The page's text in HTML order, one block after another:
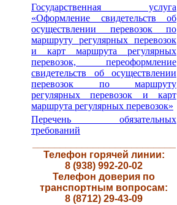
Государственная услуга
«Оформление свидетельств об
осуществлении перевозок по
маршруту регулярных перевозок
и карт маршрута регулярных
перевозок, переоформление
свидетельств об осуществлении
перевозок по маршруту
регулярных перевозок и карт
маршрута регулярных перевозок»
Перечень обязательных
требований
Телефон горячей линии:
8 (938) 992-20-02
Телефон доверия по
транспортным вопросам:
8 (8712) 29-43-09